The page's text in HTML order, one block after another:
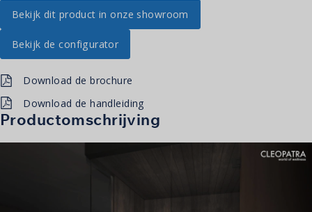
Bekijk dit product in onze showroom
Bekijk de configurator
Download de brochure
Download de handleiding
Productomschrijving